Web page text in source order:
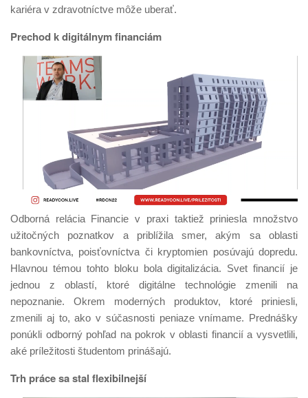
kariéra v zdravotníctve môže uberať.
Prechod k digitálnym financiám
Odborná relácia Financie v praxi taktiež priniesla množstvo
užitočných poznatkov a priblížila smer, akým sa oblasti
bankovníctva, poisťovníctva či kryptomien posúvajú dopredu.
Hlavnou témou tohto bloku bola digitalizácia. Svet financií je
jednou z oblastí, ktoré digitálne technológie zmenili na
nepoznanie. Okrem moderných produktov, ktoré priniesli,
zmenili aj to, ako v súčasnosti peniaze vnímame. Prednášky
ponúkli odborný pohľad na pokrok v oblasti financií a vysvetlili,
aké príležitosti študentom prinášajú.
Trh práce sa stal flexibilnejší